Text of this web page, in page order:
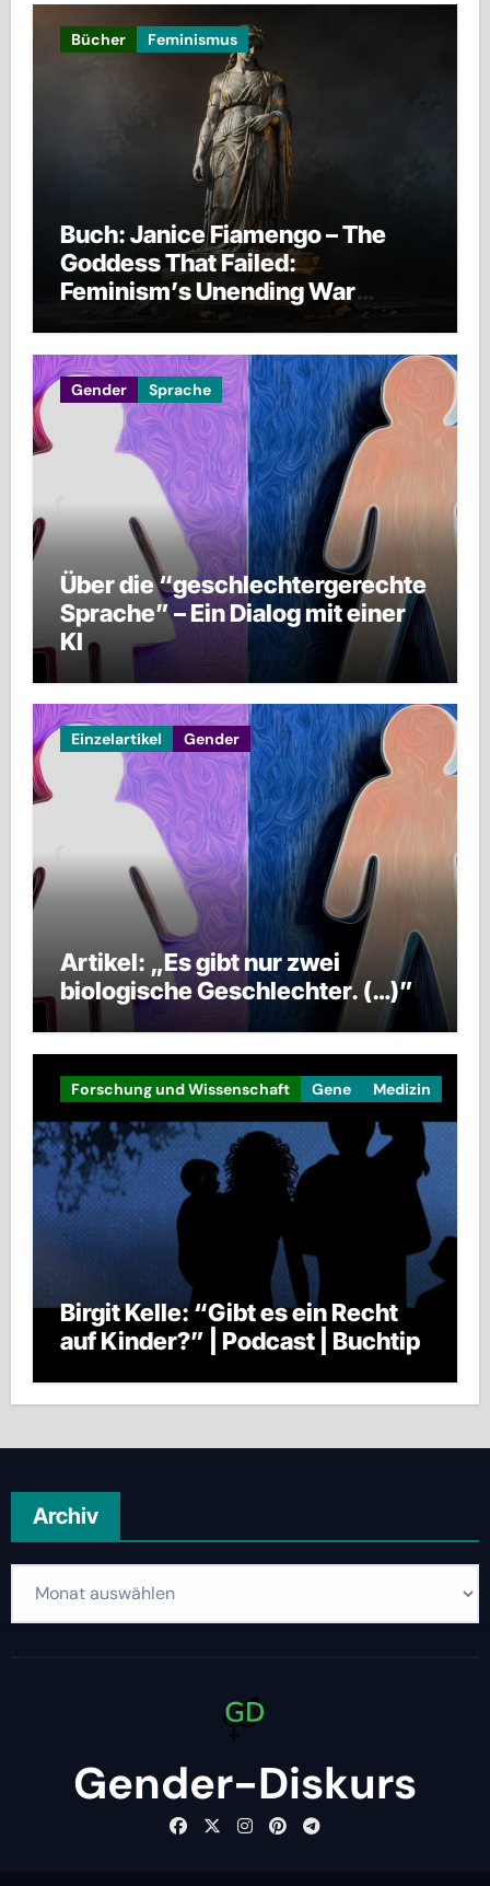
Bücher Feminismus
Buch: Janice Fiamengo – The
Goddess That Failed:
Feminism’s Unending War
against Men, Families, and
Civilization Itself
Gender Sprache
Über die “geschlechtergerechte
Sprache” – Ein Dialog mit einer
KI
Einzelartikel Gender
Artikel: „Es gibt nur zwei
biologische Geschlechter. (…)”
Forschung und Wissenschaft Gene Medizin
Birgit Kelle: “Gibt es ein Recht
auf Kinder?” | Podcast | Buchtip
Archiv
Gender-Diskurs